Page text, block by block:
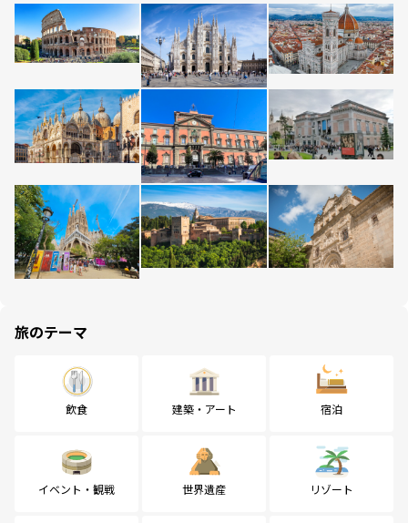
旅のテーマ
飲食 建築・アート 宿泊
イベント・観戦 世界遺産 リゾート